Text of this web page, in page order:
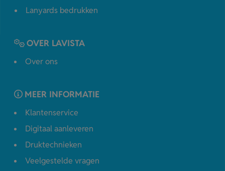
Lanyards bedrukken
OVER LAVISTA
Over ons
MEER INFORMATIE
Klantenservice
Digitaal aanleveren
Druktechnieken
Veelgestelde vragen